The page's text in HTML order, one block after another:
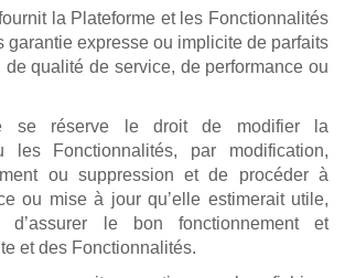
la Plateforme et les Fonctionnalités
garantie expresse ou implicite de parfaits
de qualité de service, de performance ou
se réserve le droit de modifier la
les Fonctionnalités, par modification,
ou suppression et de procéder à
ou mise à jour qu’elle estimerait utile,
d’assurer le bon fonctionnement et
et des Fonctionnalités.